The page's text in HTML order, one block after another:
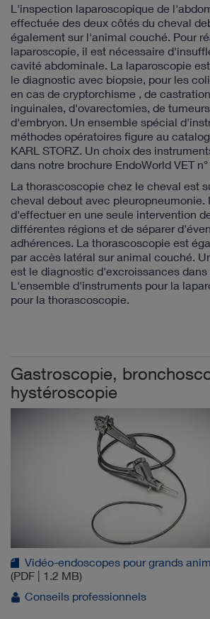
L'inspection laparoscopique de
effectuée des deux côtés du cheval
également sur l'animal couché. Pour
laparoscopie, il est nécessaire
cavité abdominale. La laparoscopie
le diagnostic avec biopsie, pour les
en cas de cryptorchisme , de
inguinales, d'ovarectomies, de
d'embryon. Un ensemble spécial
méthodes opératoires figure au
KARL STORZ. Un choix des
dans notre brochure EndoWorld VET n°
La thorascoscopie chez le cheval est
cheval debout avec pleuropneumonie.
d'effectuer en une seule intervention
différentes régions et de séparer
adhérences. La thorascoscopie est
par accès latéral sur animal couché.
est le diagnostic d'excroissances dans
L'ensemble d'instruments pour la
pour la thorascoscopie.
Gastroscopie,
hystéroscopie
Vidéo-endoscopes pour grands
(PDF | 1.2 MB)
Conseils professionnels